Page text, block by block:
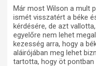
Már most Wilson a mult
ismét visszatért a béke
kérdésére, de azt
egyelőre nem lehet
kezesség arra, hogy a
aláirójában meg lehet
tartotta, hogy öt